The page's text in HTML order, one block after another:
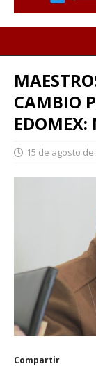
CAMBIO
15 de agosto de
Compartir